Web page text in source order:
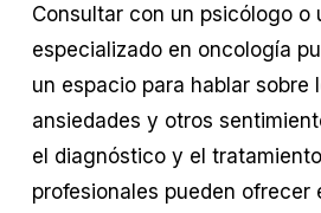
Consultar con un psicólogo o
especializado en oncología
un espacio para hablar sobre
ansiedades y otros
el diagnóstico y el
profesionales pueden ofrecer